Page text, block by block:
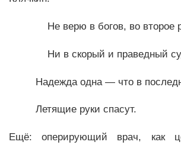
Не верю в богов, во второе
Ни в скорый и праведный
Надежда одна — что в
Летящие руки спасут.
Ещё: оперирующий врач, как